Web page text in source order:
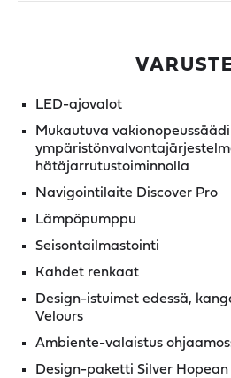
LED-ajovalot
Mukautuva
hätäjarrutustoiminnolla
Navigointilaite Discover Pro
Lämpöpumppu
Seisontailmastointi
Kahdet renkaat
Design-istuimet edessä,
Velours
Ambiente-valaistus
Design-paketti Silver